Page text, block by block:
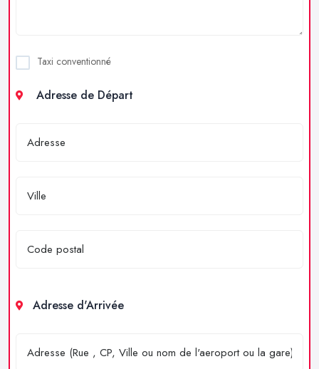
Taxi conventionné
Adresse de Départ
Adresse d'Arrivée